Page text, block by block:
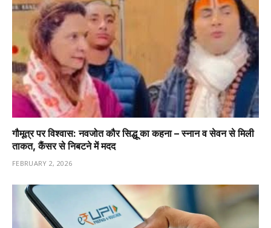
गौमूत्र पर विश्वास: नवजोत कौर सिद्धू का कहना – स्नान व सेवन से मिली
ताकत, कैंसर से निबटने में मदद
FEBRUARY 2, 2026